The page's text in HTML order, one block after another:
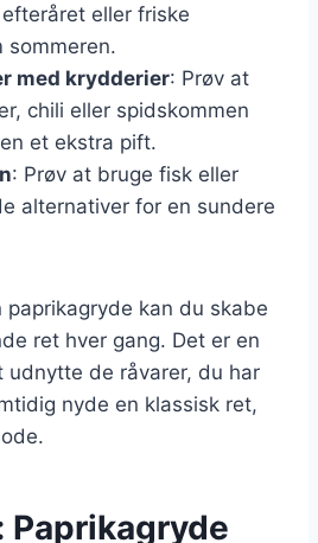
eller friske
sommeren.
med krydderier: Prøv at
chili eller spidskommen
et ekstra pift.
: Prøv at bruge fisk eller
alternativer for en sundere
kan du skabe
ret hver gang. Det er en
de råvarer, du har
nyde en klassisk ret,